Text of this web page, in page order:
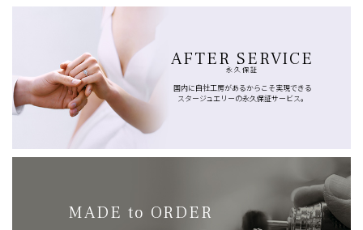
AFTER SERVICE
永久保証
国内に自社工房があるからこそ実現できる
スタージュエリーの永久保証サービス。
MADE to ORDER